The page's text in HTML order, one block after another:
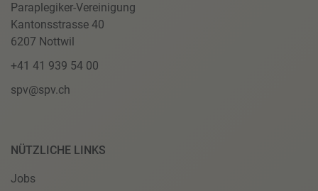
Paraplegiker-Vereinigung
Kantonsstrasse 40
6207 Nottwil
+41 41 939 54 00
spv@spv.ch
NÜTZLICHE LINKS
Jobs